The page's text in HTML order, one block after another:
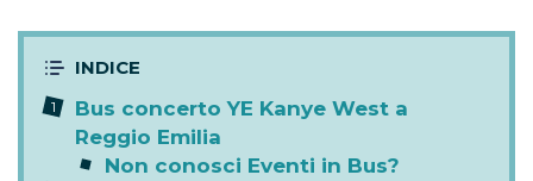
Bus concerto YE Kanye West a
Reggio Emilia
Non conosci Eventi in Bus?